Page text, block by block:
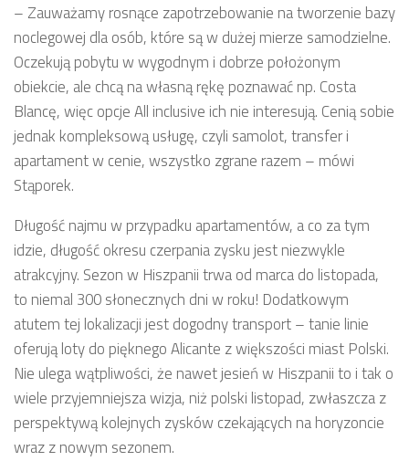
– Zauważamy rosnące zapotrzebowanie na tworzenie bazy
noclegowej dla osób, które są w dużej mierze samodzielne.
Oczekują pobytu w wygodnym i dobrze położonym
obiekcie, ale chcą na własną rękę poznawać np. Costa
Blancę, więc opcje All inclusive ich nie interesują. Cenią sobie
jednak kompleksową usługę, czyli samolot, transfer i
apartament w cenie, wszystko zgrane razem – mówi
Stąporek.
Długość najmu w przypadku apartamentów, a co za tym
idzie, długość okresu czerpania zysku jest niezwykle
atrakcyjny. Sezon w Hiszpanii trwa od marca do listopada,
to niemal 300 słonecznych dni w roku! Dodatkowym
atutem tej lokalizacji jest dogodny transport – tanie linie
oferują loty do pięknego Alicante z większości miast Polski.
Nie ulega wątpliwości, że nawet jesień w Hiszpanii to i tak o
wiele przyjemniejsza wizja, niż polski listopad, zwłaszcza z
perspektywą kolejnych zysków czekających na horyzoncie
wraz z nowym sezonem.